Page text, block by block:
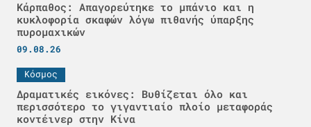
Κάρπαθος: Απαγορεύτηκε το μπάνιο και η
κυκλοφορία σκαφών λόγω πιθανής ύπαρξης
πυρομαχικών
09.08.26
Κόσμος
Δραματικές εικόνες: Βυθίζεται όλο και
περισσότερο το γιγαντιαίο πλοίο μεταφοράς
κοντέινερ στην Κίνα